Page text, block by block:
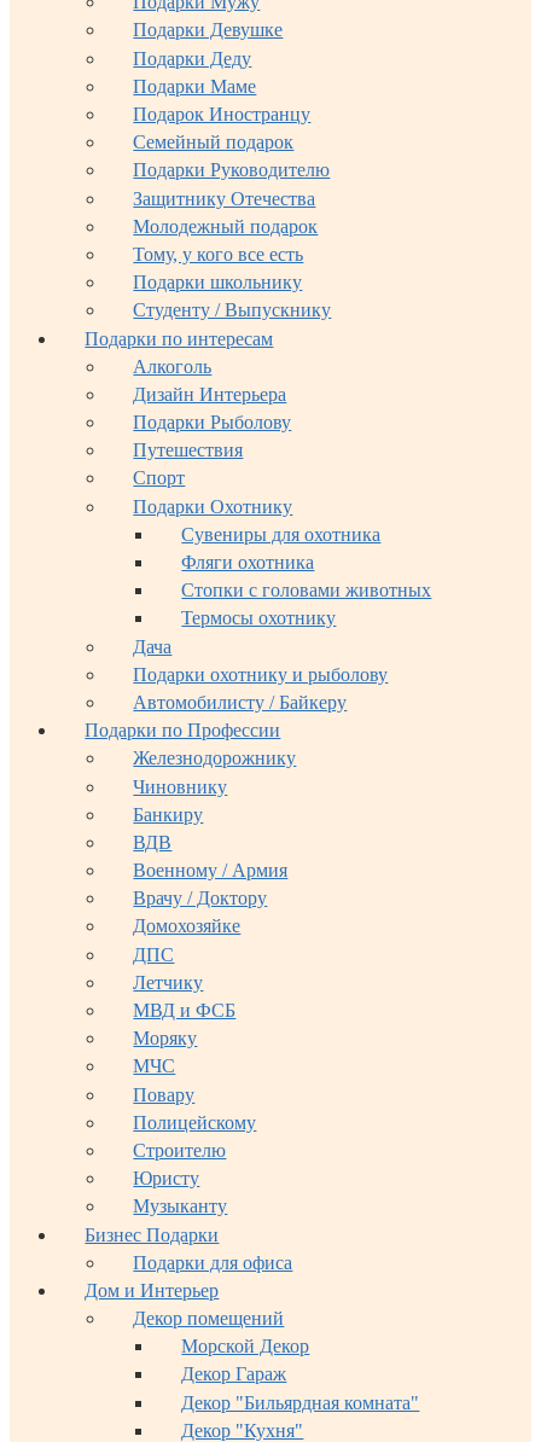
Подарки Девушке
Подарки Деду
Подарки Маме
Подарок Иностранцу
Семейный подарок
Подарки Руководителю
Защитнику Отечества
Молодежный подарок
Тому, у кого все есть
Подарки школьнику
Студенту / Выпускнику
Подарки по интересам
Алкоголь
Дизайн Интерьера
Подарки Рыболову
Путешествия
Спорт
Подарки Охотнику
Сувениры для охотника
Фляги охотника
Стопки с головами животных
Термосы охотнику
Дача
Подарки охотнику и рыболову
Автомобилисту / Байкеру
Подарки по Профессии
Железнодорожнику
Чиновнику
Банкиру
ВДВ
Военному / Армия
Врачу / Доктору
Домохозяйке
ДПС
Летчику
МВД и ФСБ
Моряку
МЧС
Повару
Полицейскому
Строителю
Юристу
Музыканту
Бизнес Подарки
Подарки для офиса
Дом и Интерьер
Декор помещений
Морской Декор
Декор Гараж
Декор "Бильярдная комната"
Декор "Кухня"